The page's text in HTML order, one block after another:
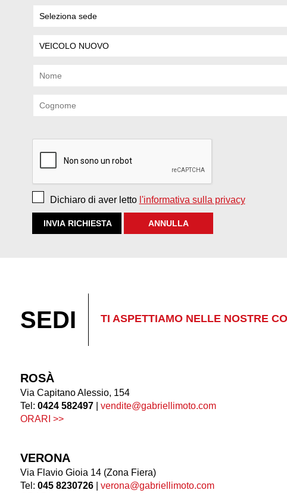
Dichiaro di aver letto l'informativa sulla privacy
SEDI TI ASPETTIAMO NELLE NOSTRE
ROSÀ
Via Capitano Alessio, 154
Tel: 0424 582497| vendite@gabriellimoto.com
ORARI >>
VERONA
Via Flavio Gioia 14 (Zona Fiera)
Tel: 045 8230726| verona@gabriellimoto.com